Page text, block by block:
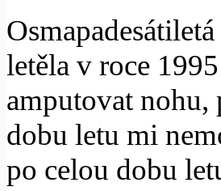
letěla v roce
amputovat
dobu letu mi
po celou dobu